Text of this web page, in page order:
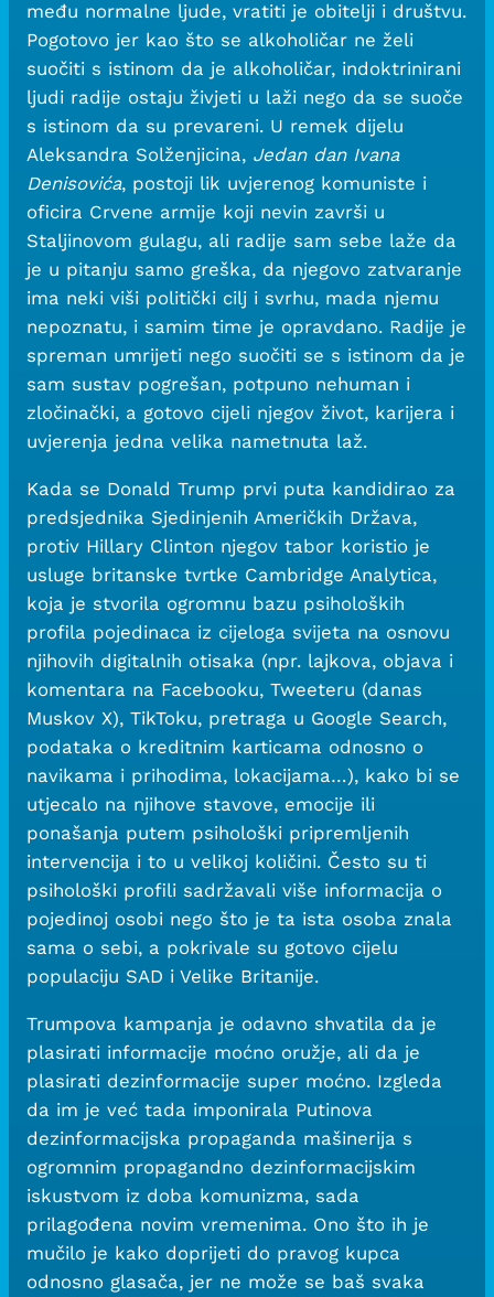
među normalne ljude, vratiti je obitelji i društvu.
Pogotovo jer kao što se alkoholičar ne želi
suočiti s istinom da je alkoholičar, indoktrinirani
ljudi radije ostaju živjeti u laži nego da se suoče
s istinom da su prevareni. U remek dijelu
Aleksandra Solženjicina, Jedan dan Ivana
Denisovića, postoji lik uvjerenog komuniste i
oficira Crvene armije koji nevin završi u
Staljinovom gulagu, ali radije sam sebe laže da
je u pitanju samo greška, da njegovo zatvaranje
ima neki viši politički cilj i svrhu, mada njemu
nepoznatu, i samim time je opravdano. Radije je
spreman umrijeti nego suočiti se s istinom da je
sam sustav pogrešan, potpuno nehuman i
zločinački, a gotovo cijeli njegov život, karijera i
uvjerenja jedna velika nametnuta laž.
Kada se Donald Trump prvi puta kandidirao za
predsjednika Sjedinjenih Američkih Država,
protiv Hillary Clinton njegov tabor koristio je
usluge britanske tvrtke Cambridge Analytica,
koja je stvorila ogromnu bazu psiholoških
profila pojedinaca iz cijeloga svijeta na osnovu
njihovih digitalnih otisaka (npr. lajkova, objava i
komentara na Facebooku, Tweeteru (danas
Muskov X), TikToku, pretraga u Google Search,
podataka o kreditnim karticama odnosno o
navikama i prihodima, lokacijama…), kako bi se
utjecalo na njihove stavove, emocije ili
ponašanja putem psihološki pripremljenih
intervencija i to u velikoj količini. Često su ti
psihološki profili sadržavali više informacija o
pojedinoj osobi nego što je ta ista osoba znala
sama o sebi, a pokrivale su gotovo cijelu
populaciju SAD i Velike Britanije.
Trumpova kampanja je odavno shvatila da je
plasirati informacije moćno oružje, ali da je
plasirati dezinformacije super moćno. Izgleda
da im je već tada imponirala Putinova
dezinformacijska propaganda mašinerija s
ogromnim propagandno dezinformacijskim
iskustvom iz doba komunizma, sada
prilagođena novim vremenima. Ono što ih je
mučilo je kako doprijeti do pravog kupca
odnosno glasača, jer ne može se baš svaka